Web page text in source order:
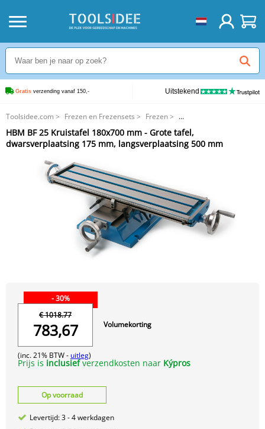
Gratis verzending vanaf 150,- Uitstekend
Toolsidee.com > Frezen en Frezensets > Frezen>
HBM BF 25 Kruistafel 180x700 mm - Grote tafel, dwarsverplaatsing 175
mm, langsverplaatsing 500 mm
HBM BF 25 Kruistafel 180x700 mm - Grote tafel,
dwarsverplaatsing 175 mm, langsverplaatsing 500 mm
- 30%
€ 1018.77
783,67
(inc. 21% BTW - uitleg)
Volumekorting
Prijs is inclusiefverzendkosten naar Kýpros
Op voorraad
Levertijd: 3 - 4 werkdagen